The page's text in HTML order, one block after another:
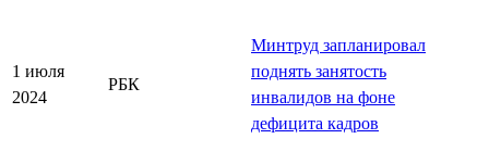
1 июля
2024
РБК
Минтруд запланировал
поднять занятость
инвалидов на фоне
дефицита кадров